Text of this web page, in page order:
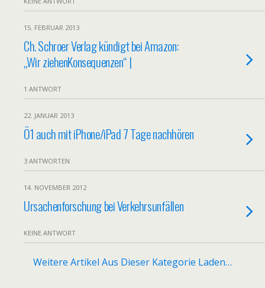
15. FEBRUAR 2013
Ch. Schroer Verlag kündigt bei Amazon:
„Wir ziehenKonsequenzen“ |
1 ANTWORT
22. JANUAR 2013
Ö1 auch mit iPhone/iPad 7 Tage nachhören
3 ANTWORTEN
14. NOVEMBER 2012
Ursachenforschung bei Verkehrsunfällen
KEINE ANTWORT
Weitere Artikel Aus Dieser Kategorie Laden…